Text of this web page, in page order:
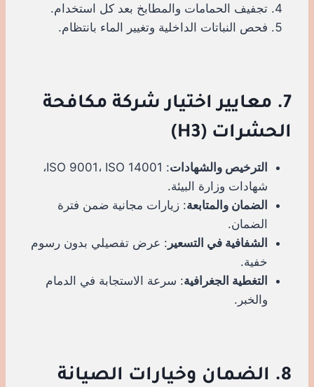
تجفيف الحمامات والمطابخ بعد كل استخدام.
فحص النباتات الداخلية وتغيير الماء بانتظام.
7. معايير اختيار شركة مكافحة
الحشرات (H3)
الترخيص والشهادات
: ISO 9001، ISO 14001،
شهادات وزارة البيئة.
الضمان والمتابعة: زيارات مجانية ضمن فترة
الضمان.
الشفافية في التسعير : عرض تفصيلي بدون رسوم
خفية.
التغطية الجغرافية: سرعة الاستجابة في الدمام
والخبر.
8. الضمان وخيارات الصيانة